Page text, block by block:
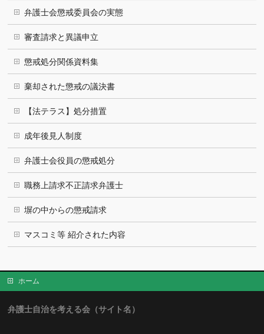
弁護士会懲戒委員会の実態
審査請求と異議申立
懲戒処分関係資料集
棄却された懲戒の議決書
【法テラス】処分措置
成年後見人制度
弁護士会役員の懲戒処分
職務上請求不正請求弁護士
塀の中からの懲戒請求
マスコミ等 紹介された内容
ホーム
弁護士自治を考える会（サイト名）